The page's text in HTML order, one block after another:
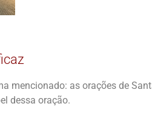
mencionado: as orações de
dessa oração.